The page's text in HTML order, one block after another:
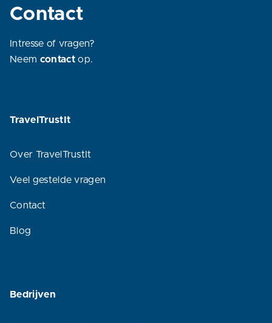
Contact
Intresse of vragen?
Neem contact op.
TravelTrustIt
Over TravelTrustIt
Veel gestelde vragen
Contact
Blog
Bedrijven